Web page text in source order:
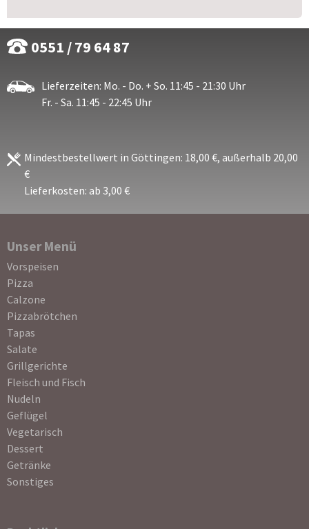
0551 / 79 64 87
Lieferzeiten: Mo. - Do. + So. 11:45 - 21:30 Uhr
Fr. - Sa. 11:45 - 22:45 Uhr
Mindestbestellwert in Göttingen: 18,00 €, außerhalb 20,00
€
Lieferkosten: ab 3,00 €
Unser Menü
Navigation
überspringen
Vorspeisen
Pizza
Calzone
Pizzabrötchen
Tapas
Salate
Grillgerichte
Fleisch und Fisch
Nudeln
Geflügel
Vegetarisch
Dessert
Getränke
Sonstiges